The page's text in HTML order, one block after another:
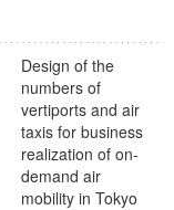
Design of the
numbers of
vertiports and air
taxis for business
realization of on-
demand air
mobility in Tokyo